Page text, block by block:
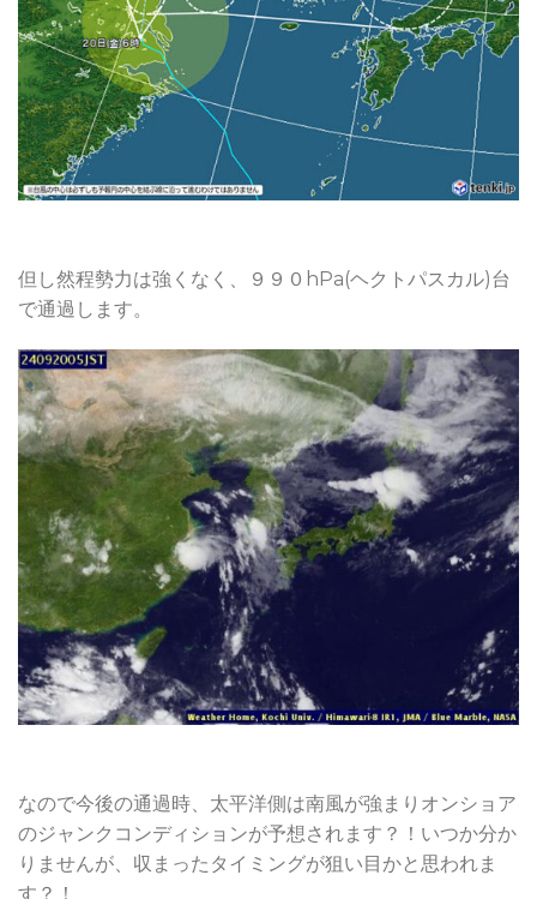
但し然程勢力は強くなく、９９０hPa(ヘクトパスカル)台
で通過します。
なので今後の通過時、太平洋側は南風が強まりオンショア
のジャンクコンディションが予想されます？！いつか分か
りませんが、収まったタイミングが狙い目かと思われま
す？！